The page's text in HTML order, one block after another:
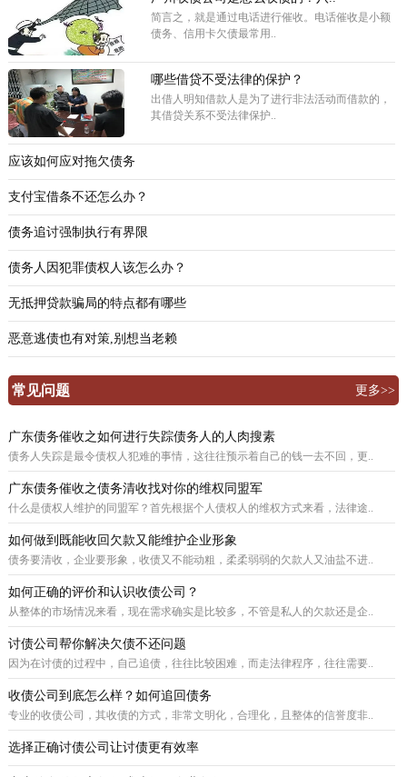
简言之，就是通过电话进行催收。电话催收是小额
债务、信用卡欠债最常用..
哪些借贷不受法律的保护？
出借人明知借款人是为了进行非法活动而借款的，
其借贷关系不受法律保护..
应该如何应对拖欠债务
支付宝借条不还怎么办？
债务追讨强制执行有界限
债务人因犯罪债权人该怎么办？
无抵押贷款骗局的特点都有哪些
恶意逃债也有对策,别想当老赖
常见问题 更多>>
广东债务催收之如何进行失踪债务人的人肉搜素
债务人失踪是最令债权人犯难的事情，这往往预示着自己的钱一去不回，更..
广东债务催收之债务清收找对你的维权同盟军
什么是债权人维护的同盟军？首先根据个人债权人的维权方式来看，法律途..
如何做到既能收回欠款又能维护企业形象
债务要清收，企业要形象，收债又不能动粗，柔柔弱弱的欠款人又油盐不进..
如何正确的评价和认识收债公司？
从整体的市场情况来看，现在需求确实是比较多，不管是私人的欠款还是企..
讨债公司帮你解决欠债不还问题
因为在讨债的过程中，自己追债，往往比较困难，而走法律程序，往往需要..
收债公司到底怎么样？如何追回债务
专业的收债公司，其收债的方式，非常文明化，合理化，且整体的信誉度非..
选择正确讨债公司让讨债更有效率